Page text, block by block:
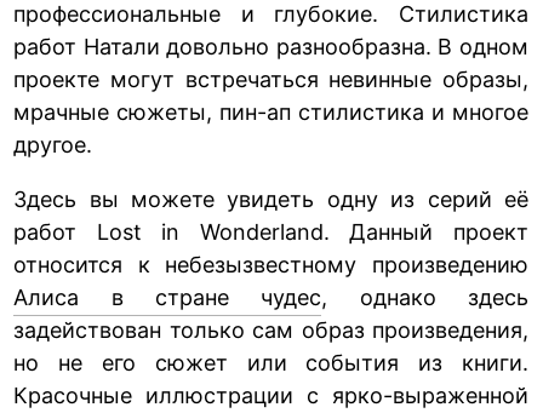
профессиональные и глубокие. Стилистика
работ Натали довольно разнообразна. В одном
проекте могут встречаться невинные образы,
мрачные сюжеты, пин-ап стилистика и многое
другое.
Здесь вы можете увидеть одну из серий её
работ Lost in Wonderland. Данный проект
относится к небезызвестному произведению
Алиса в стране чудес, однако здесь
задействован только сам образ произведения,
но не его сюжет или события из книги.
Красочные иллюстрации с ярко-выраженной